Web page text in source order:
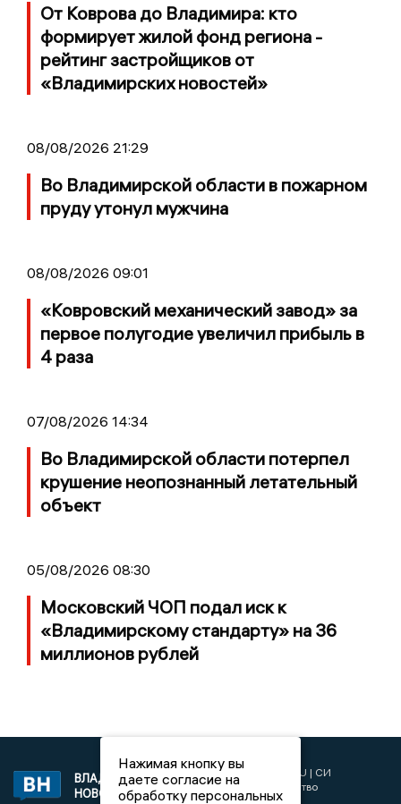
От Коврова до Владимира: кто
формирует жилой фонд региона -
рейтинг застройщиков от
«Владимирских новостей»
08/08/2026 21:29
Во Владимирской области в пожарном
пруду утонул мужчина
08/08/2026 09:01
«Ковровский механический завод» за
первое полугодие увеличил прибыль в
4 раза
07/08/2026 14:34
Во Владимирской области потерпел
крушение неопознанный летательный
объект
05/08/2026 08:30
Московский ЧОП подал иск к
«Владимирскому стандарту» на 36
миллионов рублей
ВЛАДИМИРСКИЕ
НОВОСТИ
2017 © NEWSVLADIMIR.RU | СИ
«Информационное агентство
Владимирские новости»
Нажимая кнопку вы
даете согласие на
обработку персональных